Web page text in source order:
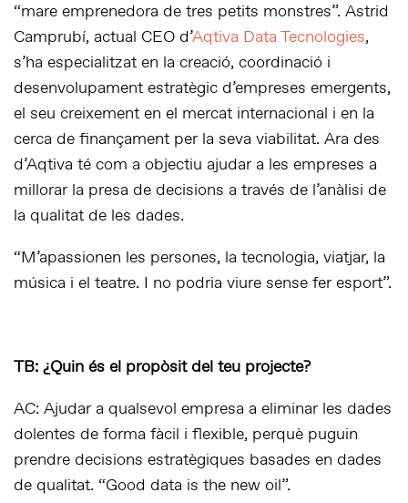
“mare emprenedora de tres petits monstres”. Astrid
Camprubí, actual CEO d’Aqtiva Data Tecnologies,
s’ha especialitzat en la creació, coordinació i
desenvolupament estratègic d’empreses emergents,
el seu creixement en el mercat internacional i en la
cerca de finançament per la seva viabilitat. Ara des
d’Aqtiva té com a objectiu ajudar a les empreses a
millorar la presa de decisions a través de l’anàlisi de
la qualitat de les dades.
“M’apassionen les persones, la tecnologia, viatjar, la
música i el teatre. I no podria viure sense fer esport”.
TB: ¿Quin és el propòsit del teu projecte?
AC: Ajudar a qualsevol empresa a eliminar les dades
dolentes de forma fàcil i flexible, perquè puguin
prendre decisions estratègiques basades en dades
de qualitat. “Good data is the new oil”.